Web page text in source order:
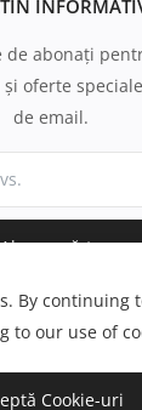
abonați
oferte
de email.
Abonează-te
By continuing
to our use of
Cookie-uri